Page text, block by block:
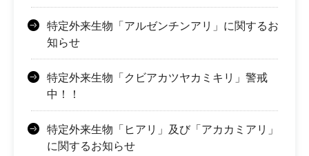
特定外来生物「アルゼンチンアリ」に関するお
知らせ
特定外来生物「クビアカツヤカミキリ」警戒
中！！
特定外来生物「ヒアリ」及び「アカカミアリ」
に関するお知らせ